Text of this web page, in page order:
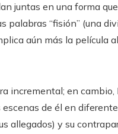
juntas en una forma
palabras “fisión” (una
aún más la película
incremental; en
de él en
allegados) y su